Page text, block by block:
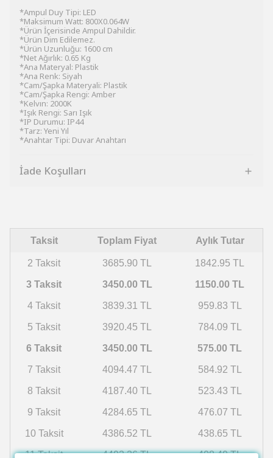
*Ampul Duy Tipi: LED
*Maksimum Watt: 800X0.064W
*Ürün İçerisinde Ampul Dahildir.
*Ürün Dim Edilemez.
*Ürün Uzunluğu: 1600 cm
*Net Ağırlık: 0.65 Kg
*Ana Materyal: Plastik
*Ana Renk: Siyah
*Cam/Şapka Materyali: Plastik
*Cam/Şapka Rengi: Amber
*Kelvın: 2000K
*Işık Rengi: Sarı Işık
*IP Durumu: IP44
*Tarz: Yeni Yıl
*Anahtar Tipi: Duvar Anahtarı
İade Koşulları
Taksit Toplam Fiyat Aylık Tutar
2 Taksit 3685.90 TL 1842.95 TL
3 Taksit 3450.00 TL 1150.00 TL
4 Taksit 3839.31 TL 959.83 TL
5 Taksit 3920.45 TL 784.09 TL
6 Taksit 3450.00 TL 575.00 TL
7 Taksit 4094.47 TL 584.92 TL
8 Taksit 4187.40 TL 523.43 TL
9 Taksit 4284.65 TL 476.07 TL
10 Taksit 4386.52 TL 438.65 TL
11 Taksit 4493.36 TL 408.49 TL